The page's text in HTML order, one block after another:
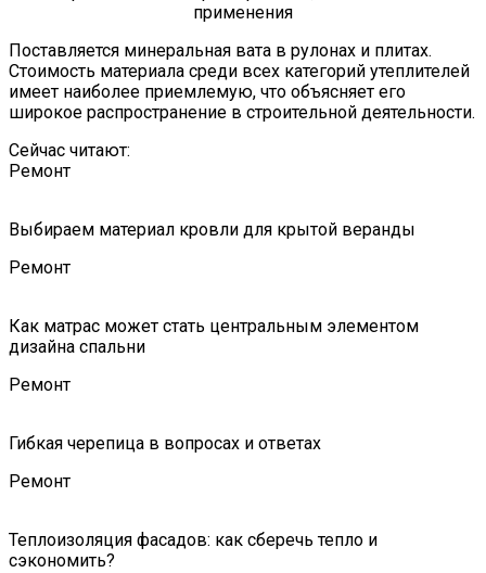
Поставляется минеральная вата в рулонах и плитах.
Стоимость материала среди всех категорий утеплителей
имеет наиболее приемлемую, что объясняет его
широкое распространение в строительной деятельности.
Сейчас читают:
Ремонт
Выбираем материал кровли для крытой веранды
Ремонт
Как матрас может стать центральным элементом
дизайна спальни
Ремонт
Гибкая черепица в вопросах и ответах
Ремонт
Теплоизоляция фасадов: как сберечь тепло и
сэкономить?